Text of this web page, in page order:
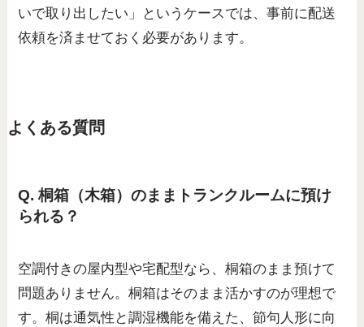
いで取り出したい」というケースでは、事前に配送
依頼を済ませておく必要があります。
よくある質問
Q. 桐箱（木箱）のままトランクルームに預け
られる？
空調付きの屋内型や宅配型なら、桐箱のまま預けて
問題ありません。桐箱はそのまま活かすのが理想で
す。桐は通気性と調湿機能を備えた、節句人形に向